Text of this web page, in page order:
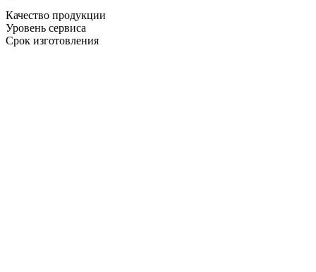
Качество продукции
Уровень сервиса
Срок изготовления